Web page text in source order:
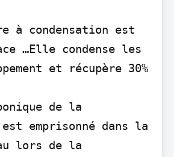
à condensation est
…Elle condense les
et récupère 30%
de la
est emprisonné dans la
lors de la